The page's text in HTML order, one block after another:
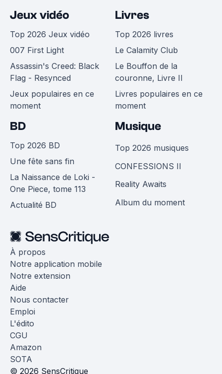
Jeux vidéo
Top 2026 Jeux vidéo
007 First Light
Assassin's Creed: Black
Flag - Resynced
Jeux populaires en ce
moment
Livres
Top 2026 livres
Le Calamity Club
Le Bouffon de la
couronne, Livre II
Livres populaires en ce
moment
BD
Top 2026 BD
Une fête sans fin
La Naissance de Loki -
One Piece, tome 113
Actualité BD
Musique
Top 2026 musiques
CONFESSIONS II
Reality Awaits
Album du moment
À propos
Notre application mobile
Notre extension
Aide
Nous contacter
Emploi
L'édito
CGU
Amazon
SOTA
© 2026 SensCritique